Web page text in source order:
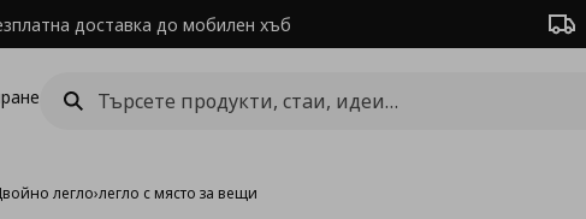
доставка до мобилен хъб
легло›легло с място за вещи